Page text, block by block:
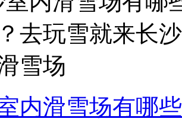
内滑雪场有哪